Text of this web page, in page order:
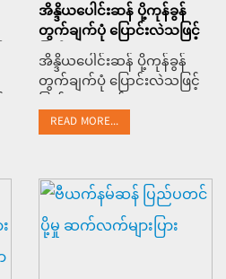
အိန္ဒိယပေါင်းဆန် ပို့ကုန်ခွန်
တွက်ချက်ပုံ ပြောင်းလဲသဖြင့်
ပြည်ပမှ အဝယ်လျော့ကျ
အိန္ဒိယပေါင်းဆန် ပို့ကုန်ခွန်
တွက်ချက်ပုံ ပြောင်းလဲသဖြင့်
ပြည်ပမှ အဝယ်လျော့ကျ
READ MORE...